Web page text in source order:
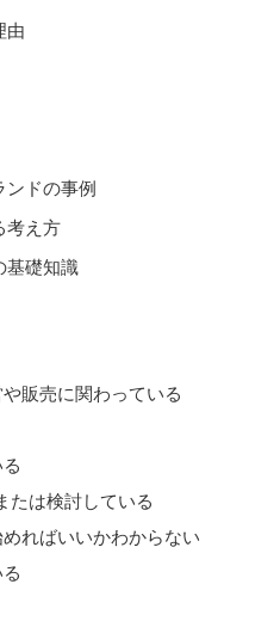
由
ンドの事例
考え方
基礎知識
販売に関わっている
たは検討している
ればいいかわからない